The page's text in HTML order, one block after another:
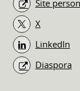
Site
X
LinkedIn
Diaspora